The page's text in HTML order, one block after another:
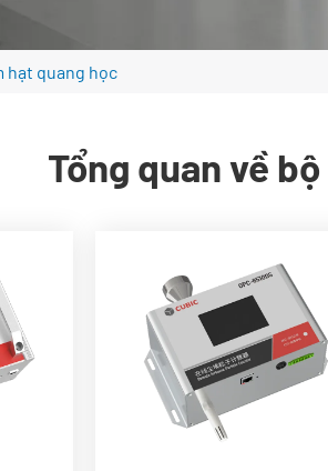
hạt quang học
Tổng quan về
Tuân thủ ISO 21501-4
Màn hình cảm ứng, có
chỉnh hệ số hiệu chuẩn
Đầu ra theo pcs/28.3lpm
hoặc pcs/m³
Báo động âm thanh và
sáng
Modbus rtu, giao tiếp